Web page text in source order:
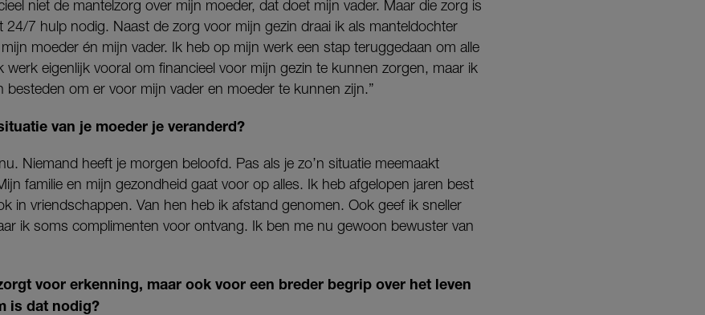
niet de mantelzorg over mijn moeder, dat doet mijn vader. Maar die zorg is
24/7 hulp nodig. Naast de zorg voor mijn gezin draai ik als manteldochter
moeder én mijn vader. Ik heb op mijn werk een stap teruggedaan om alle
werk eigenlijk vooral om financieel voor mijn gezin te kunnen zorgen, maar ik
besteden om er voor mijn vader en moeder te kunnen zijn.”
van je moeder je veranderd?
Niemand heeft je morgen beloofd. Pas als je zo’n situatie meemaakt
familie en mijn gezondheid gaat voor op alles. Ik heb afgelopen jaren best
in vriendschappen. Van hen heb ik afstand genomen. Ook geef ik sneller
ik soms complimenten voor ontvang. Ik ben me nu gewoon bewuster van
voor erkenning, maar ook voor een breder begrip over het leven
is dat nodig?